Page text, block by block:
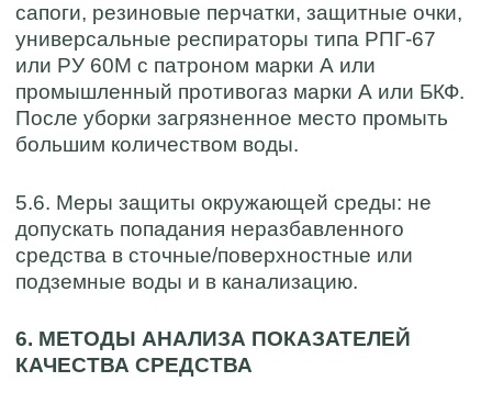
сапоги, резиновые перчатки, защитные очки,
универсальные респираторы типа РПГ-67
или РУ 60М с патроном марки А или
промышленный противогаз марки А или БКФ.
После уборки загрязненное место промыть
большим количеством воды.
5.6. Меры защиты окружающей среды: не
допускать попадания неразбавленного
средства в сточные/поверхностные или
подземные воды и в канализацию.
6. МЕТОДЫ АНАЛИЗА ПОКАЗАТЕЛЕЙ
КАЧЕСТВА СРЕДСТВА